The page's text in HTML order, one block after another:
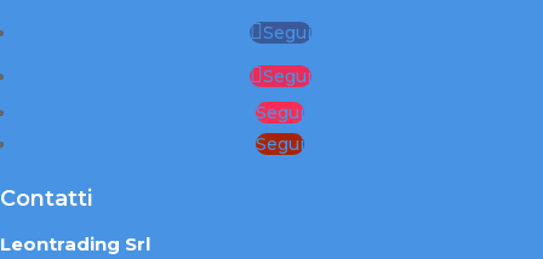
Segui
Segui
Segui
Segui
Contatti
Leontrading Srl